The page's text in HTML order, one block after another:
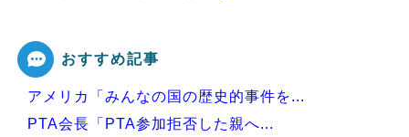
Powered by livedoor 相互RSS
おすすめ記事
アメリカ「みんなの国の歴史的事件を...
PTA会長「PTA参加拒否した親へ...